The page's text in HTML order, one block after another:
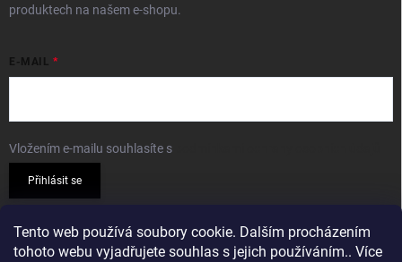
Tento web používá soubory cookie. Dalším procházením
tohoto webu vyjadřujete souhlas s jejich používáním.. Více
produktech na našem e-shopu.
E-MAIL
Vložením e-mailu souhlasíte s
Přihlásit se
PŘIJÍMÁME ONLINE PLATBY